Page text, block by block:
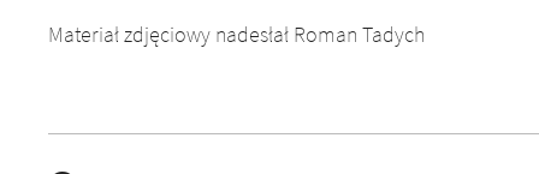
Materiał zdjęciowy nadesłał Roman Tadych